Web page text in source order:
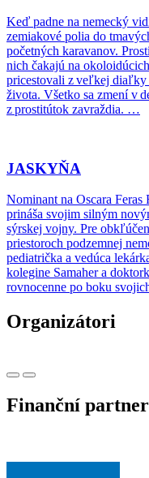
Keď padne na nemecký
zemiakové polia do
početných karavanov.
nich čakajú na
pricestovali z veľkej diaľky
života. Všetko sa zmení v
z prostitútok zavraždia. …
JASKYŇA
Nominant na Oscara
prináša svojim silným
sýrskej vojny. Pre
priestoroch podzemnej
pediatrička a vedúca
kolegine Samaher a
rovnocenne po boku
Organizátori
Finanční